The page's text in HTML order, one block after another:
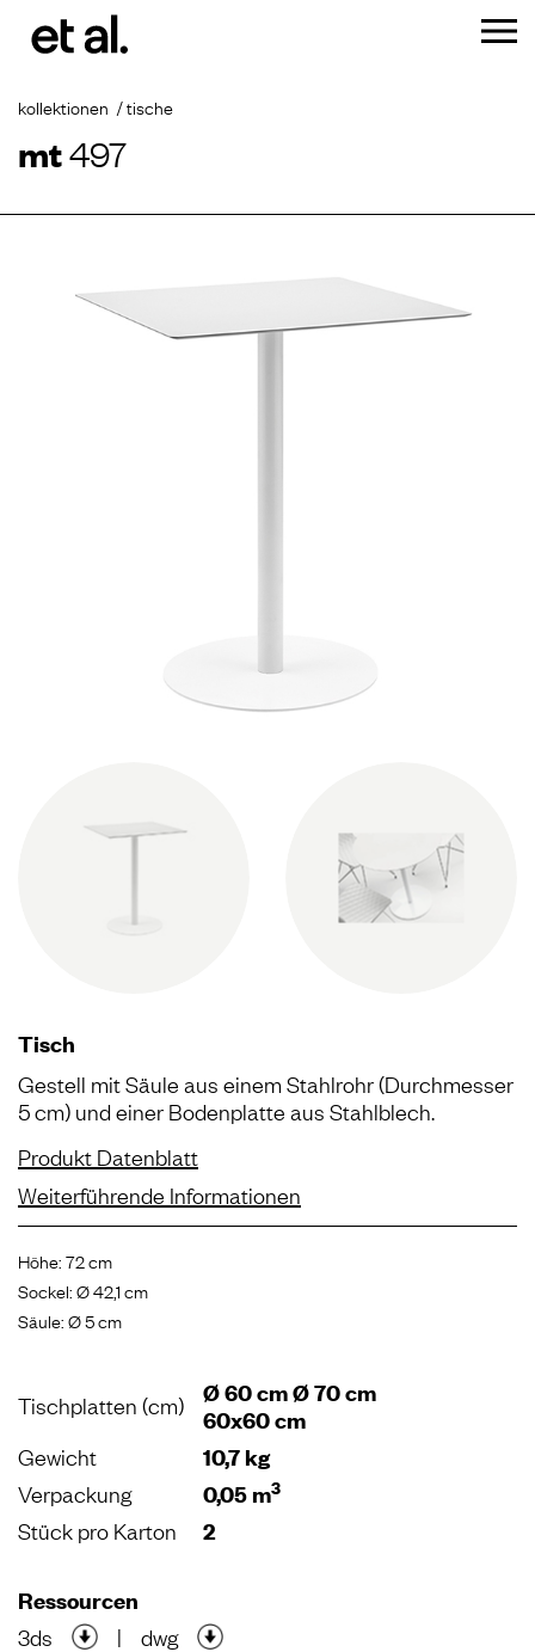
kollektionen tische
mt497
Tisch
Gestell mit Säule aus einem Stahlrohr (Durchmesser
5 cm) und einer Bodenplatte aus Stahlblech.
Produkt Datenblatt
Weiterführende Informationen
Höhe: 72 cm
Sockel: Ø 42,1 cm
Säule: Ø 5 cm
Tischplatten (cm)
Ø 60 cm Ø 70 cm
60x60 cm
Gewicht 10,7 kg
Verpackung 0,05 m3
Stück pro Karton 2
Ressourcen
3ds | dwg